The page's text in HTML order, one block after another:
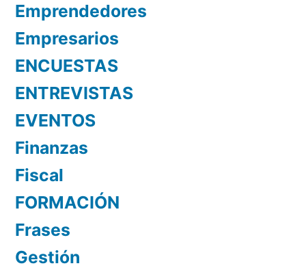
Emprendedores
Empresarios
ENCUESTAS
ENTREVISTAS
EVENTOS
Finanzas
Fiscal
FORMACIÓN
Frases
Gestión